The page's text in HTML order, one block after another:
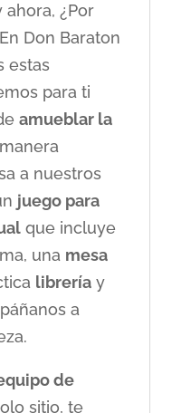
ahora, ¿Por
Don Baraton
estas
para ti
amueblar la
a nuestros
juego para
que incluye
una mesa
libreríay
a
de
sitio, te